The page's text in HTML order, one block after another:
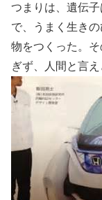
つまりは、遺伝
で、うまく生き
物をつくった。
ぎず、人間と言え